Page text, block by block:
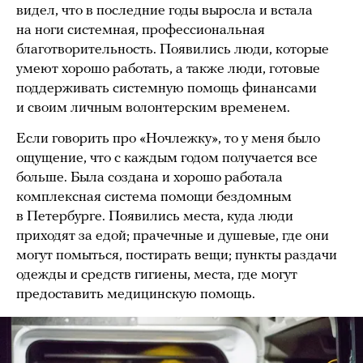
видел, что в последние годы выросла и встала
на ноги системная, профессиональная
благотворительность. Появились люди, которые
умеют хорошо работать, а также люди, готовые
поддерживать системную помощь финансами
и своим личным волонтерским временем.
Если говорить про «Ночлежку», то у меня было
ощущение, что с каждым годом получается все
больше. Была создана и хорошо работала
комплексная система помощи бездомным
в Петербурге. Появились места, куда люди
приходят за едой; прачечные и душевые, где они
могут помыться, постирать вещи; пункты раздачи
одежды и средств гигиены, места, где могут
предоставить медицинскую помощь.